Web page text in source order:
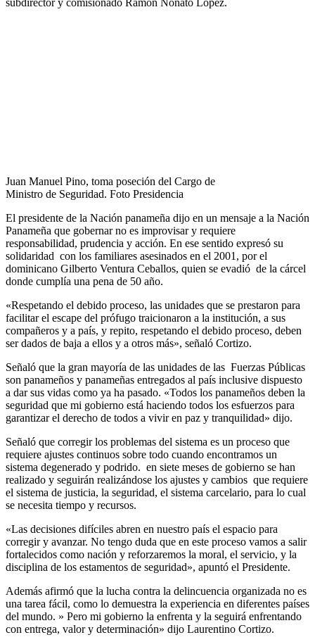
subdirector y comisionado Ramón Nonato López.
Juan Manuel Pino, toma poseción del Cargo de
Ministro de Seguridad. Foto Presidencia
El presidente de la Nación panameña dijo en un mensaje a la Nación
Panameña que gobernar no es improvisar y requiere
responsabilidad, prudencia y acción. En ese sentido expresó su
solidaridad con los familiares asesinados en el 2001, por el
dominicano Gilberto Ventura Ceballos, quien se evadió de la cárcel
donde cumplía una pena de 50 año.
«Respetando el debido proceso, las unidades que se prestaron para
facilitar el escape del prófugo traicionaron a la institución, a sus
compañeros y a país, y repito, respetando el debido proceso, deben
ser dados de baja a ellos y a otros más», señaló Cortizo.
Señaló que la gran mayoría de las unidades de las Fuerzas Públicas
son panameños y panameñas entregados al país inclusive dispuesto
a dar sus vidas como ya ha pasado. «Todos los panameños deben la
seguridad que mi gobierno está haciendo todos los esfuerzos para
garantizar el derecho de todos a vivir en paz y tranquilidad» dijo.
Señaló que corregir los problemas del sistema es un proceso que
requiere ajustes continuos sobre todo cuando encontramos un
sistema degenerado y podrido. en siete meses de gobierno se han
realizado y seguirán realizándose los ajustes y cambios que requiere
el sistema de justicia, la seguridad, el sistema carcelario, para lo cual
se necesita tiempo y recursos.
«Las decisiones difíciles abren en nuestro país el espacio para
corregir y avanzar. No tengo duda que en este proceso vamos a salir
fortalecidos como nación y reforzaremos la moral, el servicio, y la
disciplina de los estamentos de seguridad», apuntó el Presidente.
Además afirmó que la lucha contra la delincuencia organizada no es
una tarea fácil, como lo demuestra la experiencia en diferentes países
del mundo. » Pero mi gobierno la enfrenta y la seguirá enfrentando
con entrega, valor y determinación» dijo Laurentino Cortizo.